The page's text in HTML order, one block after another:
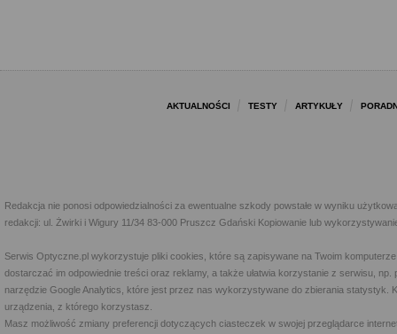
AKTUALNOŚCI TESTY ARTYKUŁY
Redakcja nie ponosi odpowiedzialności za ewentualne szkody powstałe w wyniku
redakcji: ul. Żwirki i Wigury 11/34 83-000 Pruszcz Gdański Kopiowanie lub
Serwis Optyczne.pl wykorzystuje pliki cookies, które są zapisywane na Twoim
dostarczać im odpowiednie treści oraz reklamy, a także ułatwia korzystanie z serwisu,
narzędzie Google Analytics, które jest przez nas wykorzystywane do zbierania statystyk.
urządzenia, z którego korzystasz.
Masz możliwość zmiany preferencji dotyczących ciasteczek w swojej przeglądarce